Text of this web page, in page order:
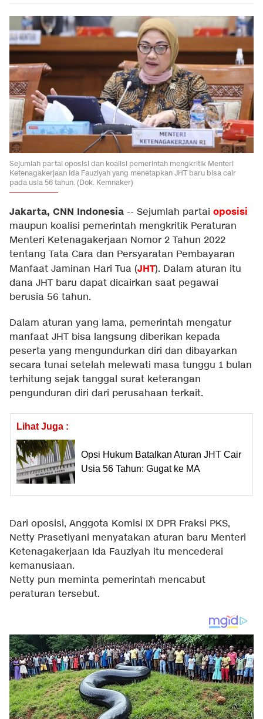
Sejumlah partai oposisi dan koalisi pemerintah mengkritik Menteri
Ketenagakerjaan Ida Fauziyah yang menetapkan JHT baru bisa cair
pada usia 56 tahun. (Dok. Kemnaker)
Jakarta, CNN Indonesia -- Sejumlah partai oposisi
maupun koalisi pemerintah mengkritik Peraturan
Menteri Ketenagakerjaan Nomor 2 Tahun 2022
tentang Tata Cara dan Persyaratan Pembayaran
Manfaat Jaminan Hari Tua (JHT). Dalam aturan itu
dana JHT baru dapat dicairkan saat pegawai
berusia 56 tahun.
Dalam aturan yang lama, pemerintah mengatur
manfaat JHT bisa langsung diberikan kepada
peserta yang mengundurkan diri dan dibayarkan
secara tunai setelah melewati masa tunggu 1 bulan
terhitung sejak tanggal surat keterangan
pengunduran diri dari perusahaan terkait.
Lihat Juga :
Opsi Hukum Batalkan Aturan JHT Cair
Usia 56 Tahun: Gugat ke MA
Dari oposisi, Anggota Komisi IX DPR Fraksi PKS,
Netty Prasetiyani menyatakan aturan baru Menteri
Ketenagakerjaan Ida Fauziyah itu mencederai
kemanusiaan.
Netty pun meminta pemerintah mencabut
peraturan tersebut.